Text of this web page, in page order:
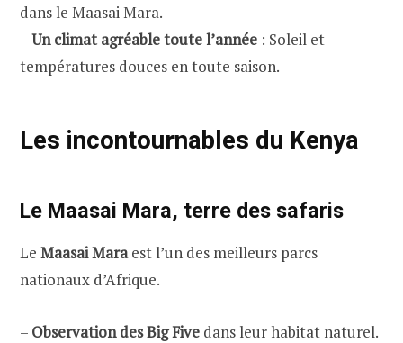
dans le Maasai Mara.
–Un climat agréable toute l’année : Soleil et
températures douces en toute saison.
Les incontournables du Kenya
Le Maasai Mara, terre des safaris
Le Maasai Maraest l’un des meilleurs parcs
nationaux d’Afrique.
– Observation des Big Five dans leur habitat naturel.